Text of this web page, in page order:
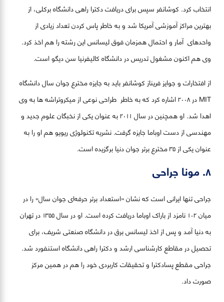
انتخاب کرد. کوشانفر سپس برای دریافت دکترا راهی دانشگاه برکلی، از
بهترین مراکز آموزشی آمریکا شد و به خاطر پاس کردن تعداد زیادی از
واحدهای آمار و احتمال همزمان فوق لیسانس این رشته را هم اخذ کرد.
وی هم اکنون مشغول تدریس در دانشگاه کالیفرنیا سن دیگو است.
از افتخارات و جوایز فریناز کوشانفر باید به جایزه مخترع جوان سال دانشگاه
MIT در ۲۰۰۸ اشاره کرد که به خاطر طراحی نوعی از میکروتراشه ها به وی
اهدا شد. او همچنین در سال ۲۰۱۱ به عنوان یکی از نخبگان علوم جدید و
مهندسی از دست اوباما جایزه گرفت. نشریه تکنولوژی ریویو هم او را به
عنوان یکی از ۳۵ مخترع برتر جوان دنیا برگزیده است.
۸. مونا جراحی
جراحی تنها ایرانی است که نشان «استعداد برتر حرفه‌ای جوان سال» را در
میان ۱۰۲ نامزد از باراک اوباما دریافت کرده است. او در سال ۱۳۵۵ در تهران
به دنیا آمد و پس از اخذ لیسانس برق در دانشگاه صنعتی شریف، برای
تحصیل در مقاطع کارشناسی ارشد و دکترا راهی دانشگاه استنفورد شد.
جراحی مقطع پسادکترا و تحقیقات کاربردی خود را هم در همین مرکز
صورت داد.